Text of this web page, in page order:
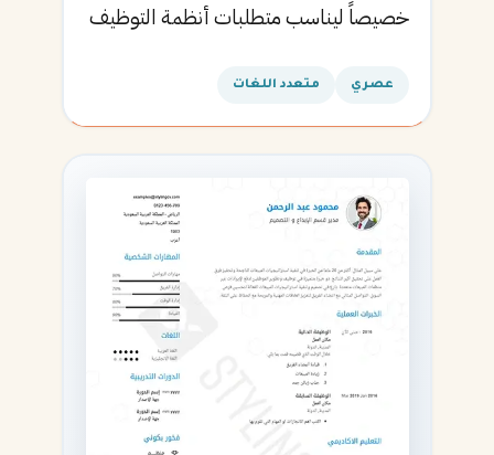
خصيصاً ليناسب متطلبات أنظمة التوظيف
القادمة.
عصري متعدد اللغات